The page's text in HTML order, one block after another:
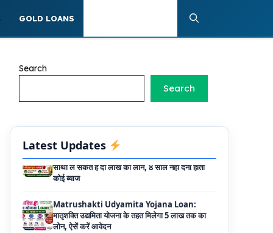
GOLD LOANS
Search
Search
Latest Updates
के लिए LIC से ले सकते है 8 लाख तक का लोन, मिलती है
40 प्रतिशत सब्सिडी
कोई ब्याज
Matrushakti Udyamita Yojana Loan:
मातृशक्ति उद्यमिता योजना के तहत मिलेगा 5 लाख तक का
लोन, ऐसें करें आवेदन
Haryana Shilp Sampada Loan Yojana:
हस्तशिल्पियों और कारीगरों के लिए सुनहरा अवसर, 10 लाख
तक के ऋण की पूरी जानकारी